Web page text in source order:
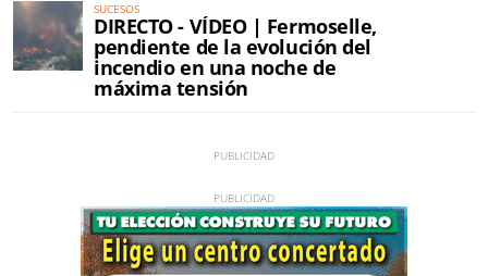
SUCESOS
DIRECTO - VÍDEO | Fermoselle,
pendiente de la evolución del
incendio en una noche de
máxima tensión